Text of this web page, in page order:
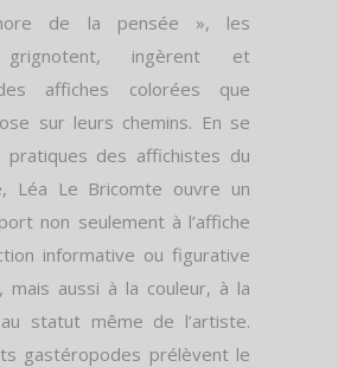
de la pensée », les
grignotent, ingèrent et
affiches colorées que
sur leurs chemins. En se
pratiques des affichistes du
Léa Le Bricomte ouvre un
non seulement à l’affiche
informative ou figurative
mais aussi à la couleur, à la
statut même de l’artiste.
gastéropodes prélèvent le